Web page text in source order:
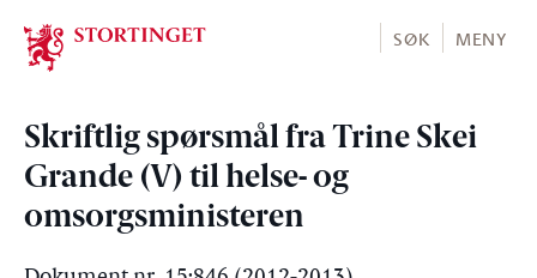
Stortinget.no
SØK MENY
Skriftlig spørsmål fra Trine Skei
Grande (V) til helse- og
omsorgsministeren